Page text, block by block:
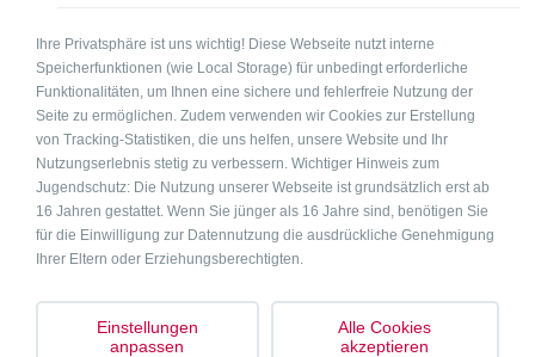
Hier gilt:
OCO Garantie®
Mehr erfahren
Weitere Unterkünfte in der Nähe (4)
Ihre Privatsphäre ist uns wichtig! Diese Webseite nutzt interne
Speicherfunktionen (wie Local Storage) für unbedingt erforderliche
Funktionalitäten, um Ihnen eine sichere und fehlerfreie Nutzung der
Seite zu ermöglichen. Zudem verwenden wir Cookies zur Erstellung
von Tracking-Statistiken, die uns helfen, unsere Website und Ihr
Nutzungserlebnis stetig zu verbessern. Wichtiger Hinweis zum
Jugendschutz: Die Nutzung unserer Webseite ist grundsätzlich erst ab
16 Jahren gestattet. Wenn Sie jünger als 16 Jahre sind, benötigen Sie
für die Einwilligung zur Datennutzung die ausdrückliche Genehmigung
Ihrer Eltern oder Erziehungsberechtigten.
Einstellungen
anpassen
Alle Cookies
akzeptieren